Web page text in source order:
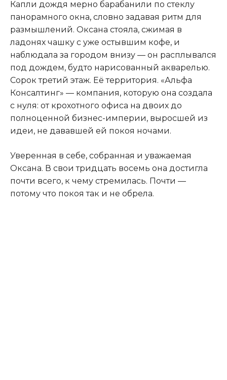
Капли дождя мерно барабанили по стеклу
панорамного окна, словно задавая ритм для
размышлений. Оксана стояла, сжимая в
ладонях чашку с уже остывшим кофе, и
наблюдала за городом внизу — он расплывался
под дождем, будто нарисованный акварелью.
Сорок третий этаж. Её территория. «Альфа
Консалтинг» — компания, которую она создала
с нуля: от крохотного офиса на двоих до
полноценной бизнес-империи, выросшей из
идеи, не дававшей ей покоя ночами.
Уверенная в себе, собранная и уважаемая
Оксана. В свои тридцать восемь она достигла
почти всего, к чему стремилась. Почти —
потому что покоя так и не обрела.